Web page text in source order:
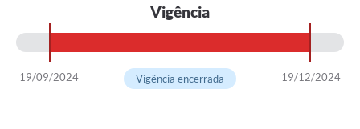
Vigência
19/09/2024 19/12/2024
Vigência encerrada